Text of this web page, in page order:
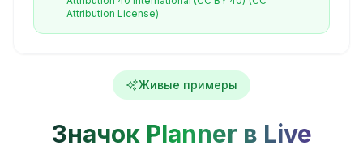
Attribution License)
Живые примеры
Значок Planner в Live